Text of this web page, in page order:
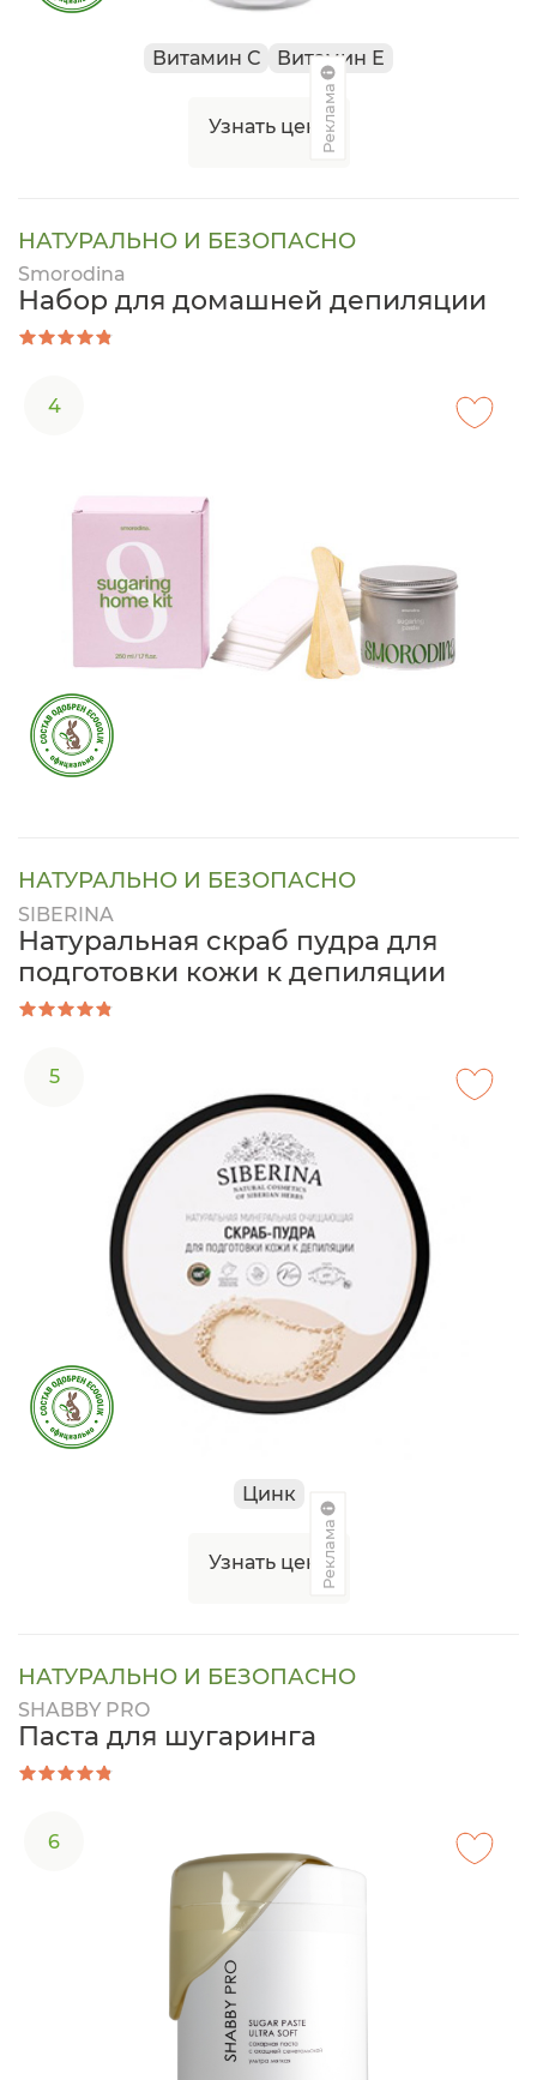
Витамин С Витамин Е
Узнать ценуРеклама
НАТУРАЛЬНО И БЕЗОПАСНО
Smorodina
Набор для домашней депиляции
4
НАТУРАЛЬНО И БЕЗОПАСНО
SIBERINA
Натуральная скраб пудра для
подготовки кожи к депиляции
5
Цинк
Узнать ценуРеклама
НАТУРАЛЬНО И БЕЗОПАСНО
SHABBY PRO
Паста для шугаринга
6